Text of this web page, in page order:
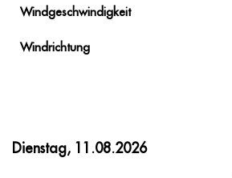
Windgeschwindigkeit
Windrichtung
Dienstag, 11.08.2026